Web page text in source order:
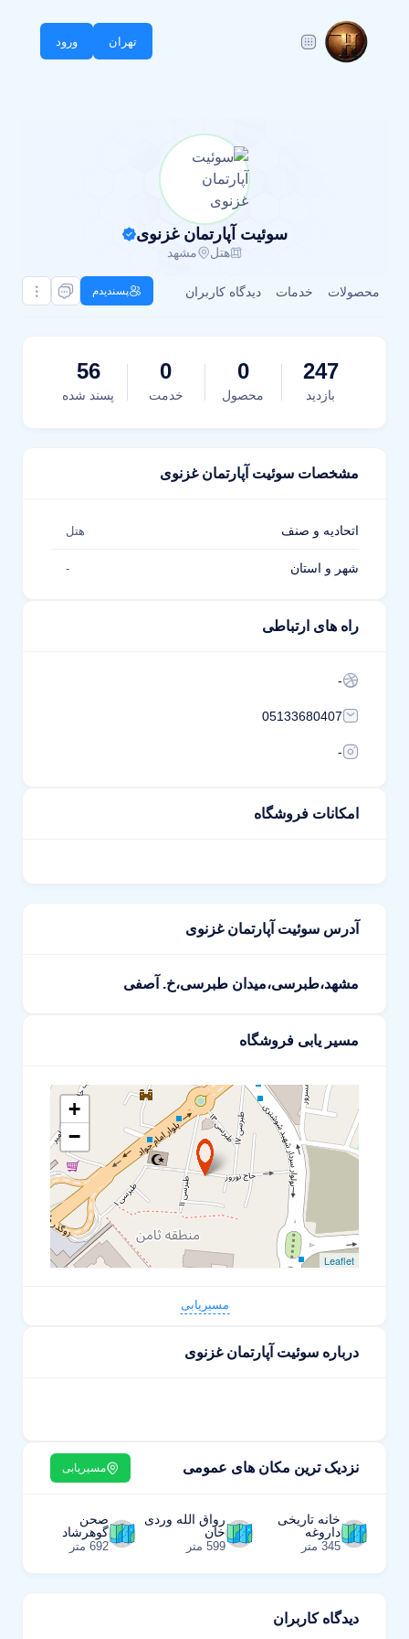
تهران ورود
سوئیت آپارتمان غزنوی
هتل مشهد
محصولات خدمات دیدگاه کاربران پسندیدم
247
بازدید
0
محصول
0
خدمت
56
پسند شده
مشخصات سوئیت آپارتمان غزنوی
اتحادیه و صنف هتل
شهر و استان -
راه های ارتباطی
-
05133680407
-
امکانات فروشگاه
آدرس سوئیت آپارتمان غزنوی
مشهد،طبرسی،میدان طبرسی،خ. آصفی
مسیر یابی فروشگاه
+
−
Leaflet
مسیریابی
درباره سوئیت آپارتمان غزنوی
نزدیک ترین مکان های عمومی مسیریابی
خانه تاریخی
داروغه
345 متر
رواق الله وردی
خان
599 متر
صحن
گوهرشاد
692 متر
دیدگاه کاربران